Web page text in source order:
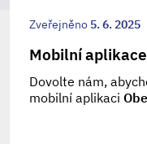
Zveřejněno 5. 6. 2025
Mobilní
Dovolte nám,
mobilní aplikaci